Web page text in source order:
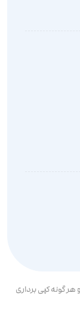
گونه کپی برداری